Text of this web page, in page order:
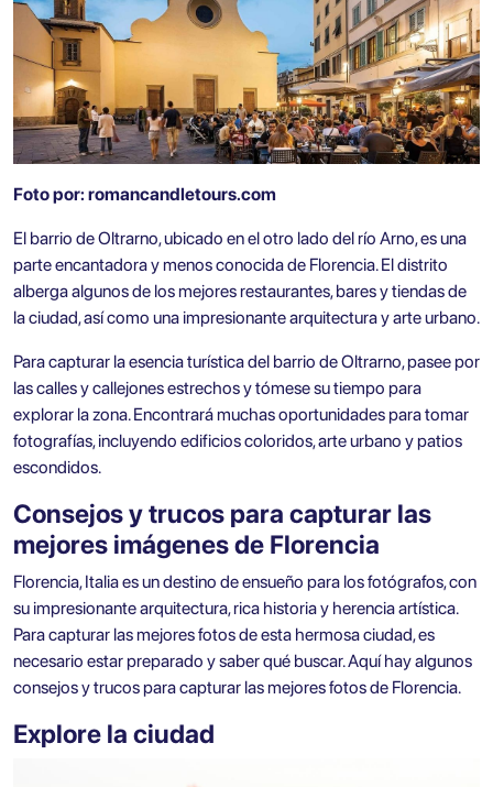
Foto por: romancandletours.com
El barrio de Oltrarno, ubicado en el otro lado del río Arno, es una
parte encantadora y menos conocida de Florencia. El distrito
alberga algunos de los mejores restaurantes, bares y tiendas de
la ciudad, así como una impresionante arquitectura y arte urbano.
Para capturar la esencia turística del barrio de Oltrarno, pasee por
las calles y callejones estrechos y tómese su tiempo para
explorar la zona. Encontrará muchas oportunidades para tomar
fotografías, incluyendo edificios coloridos, arte urbano y patios
escondidos.
Consejos y trucos para capturar las
mejores imágenes de Florencia
Florencia, Italia es un destino de ensueño para los fotógrafos, con
su impresionante arquitectura, rica historia y herencia artística.
Para capturar las mejores fotos de esta hermosa ciudad, es
necesario estar preparado y saber qué buscar. Aquí hay algunos
consejos y trucos para capturar las mejores fotos de Florencia.
Explore la ciudad